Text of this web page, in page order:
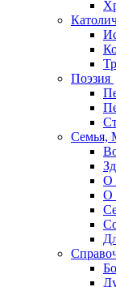
Поэзия
Семья,
О
О